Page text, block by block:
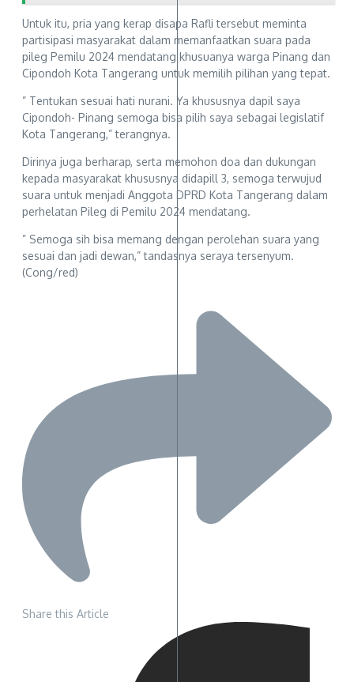
Untuk itu, pria yang kerap disapa Rafli tersebut meminta
partisipasi masyarakat dalam memanfaatkan suara pada
pileg Pemilu 2024 mendatang khusuanya warga Pinang dan
Cipondoh Kota Tangerang untuk memilih pilihan yang tepat.
” Tentukan sesuai hati nurani. Ya khususnya dapil saya
Cipondoh- Pinang semoga bisa pilih saya sebagai legislatif
Kota Tangerang,” terangnya.
Dirinya juga berharap, serta memohon doa dan dukungan
kepada masyarakat khususnya didapill 3, semoga terwujud
suara untuk menjadi Anggota DPRD Kota Tangerang dalam
perhelatan Pileg di Pemilu 2024 mendatang.
” Semoga sih bisa memang dengan perolehan suara yang
sesuai dan jadi dewan,” tandasnya seraya tersenyum.
(Cong/red)
Share this Article